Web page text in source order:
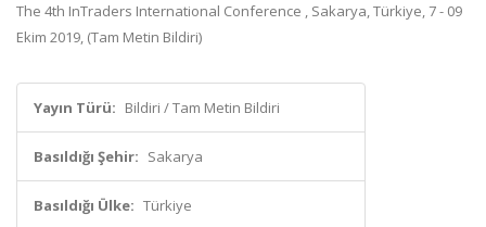
The 4th InTraders International Conference , Sakarya, Türkiye, 7 - 09
Ekim 2019, (Tam Metin Bildiri)
Yayın Türü: Bildiri / Tam Metin Bildiri
Basıldığı Şehir: Sakarya
Basıldığı Ülke: Türkiye